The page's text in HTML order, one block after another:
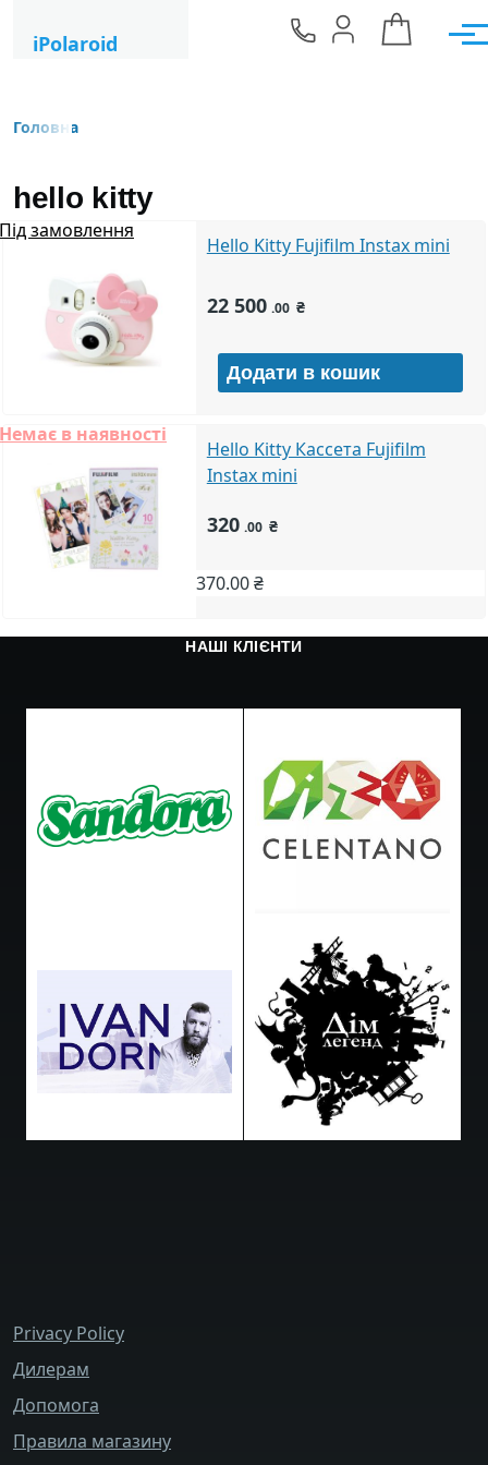
iPolaroid
Рядок навіґації
Головна
hello kitty
Під замовлення
Hello Kitty Fujifilm Instax mini
22 500 .00 ₴
Немає в наявності
Hello Kitty Кассета Fujifilm
Instax mini
320 .00 ₴
370.00 ₴
НАШІ КЛІЄНТИ
bottom_menu
Privacy Policy
Дилерам
Допомога
Правила магазину